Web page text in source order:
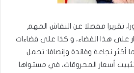
تقريرا مفصلا عن النقاش المهم
على هذا الفضاء، و كذا على فضاءات
أكثر نجاعة وفائدة وإنصافا: تحمل
أسعار المحروقات، في مستواها